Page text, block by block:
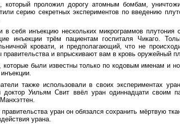
который проложил дорогу атомным бомбам,
серию секретных экспериментов по введению
в себя инъекцию нескольких микрограммов плутония
инъекции трём пациентам госпиталя Чикаго.
кровати, и предполагающий, что не
правительства и впрыскивают вам в кровь оружейный
которые были известны только по кодовым именам и
также использовали в своих экспериментах
Уильям Свит ввёл уран одиннадцати своим
уран он обязался сохранить мёртвую
урана.